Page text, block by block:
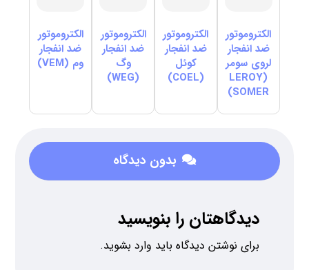
الکتروموتور
ضد انفجار
لروی سومر
(LEROY
SOMER)
الکتروموتور
ضد انفجار
کوئل
(COEL)
الکتروموتور
ضد انفجار
وگ
(WEG)
الکتروموتور
ضد انفجار
وم (VEM)
بدون دیدگاه
دیدگاهتان را بنویسید
برای نوشتن دیدگاه باید وارد بشوید.